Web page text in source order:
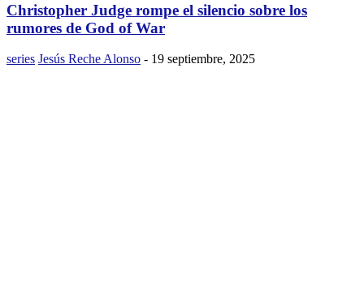
Christopher Judge rompe el silencio sobre los
rumores de God of War
series Jesús Reche Alonso - 19 septiembre, 2025